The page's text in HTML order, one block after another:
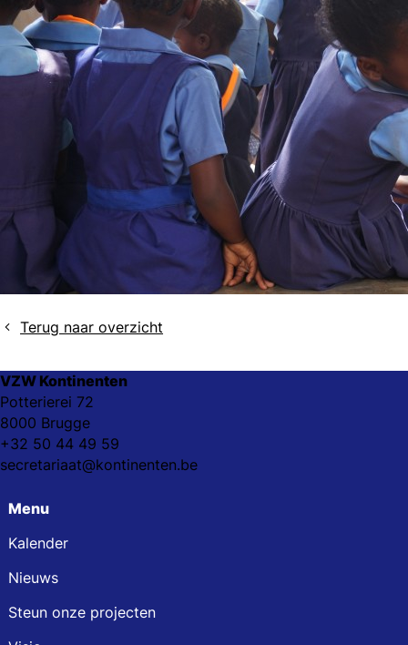
Terug naar overzicht
VZW Kontinenten
Potterierei 72
8000 Brugge
+32 50 44 49 59
secretariaat@kontinenten.be
Menu
Kalender
Nieuws
Steun onze projecten